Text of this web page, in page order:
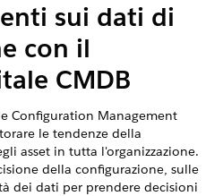
sui dati di
con il
CMDB
Configuration Management
le tendenze della
asset in tutta l'organizzazione.
della configurazione, sulle
dei dati per prendere decisioni